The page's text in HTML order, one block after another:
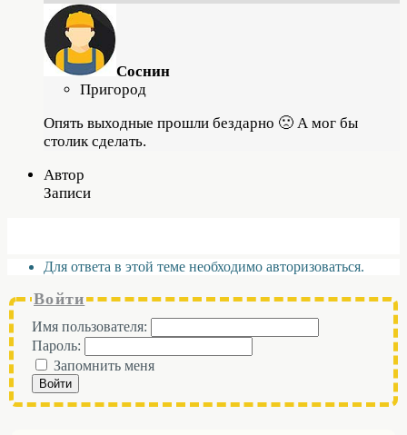
Соснин
Пригород
Опять выходные прошли бездарно 🙁 А мог бы
столик сделать.
Автор
Записи
Для ответа в этой теме необходимо авторизоваться.
Войти
Имя пользователя:
Пароль:
Запомнить меня
Войти